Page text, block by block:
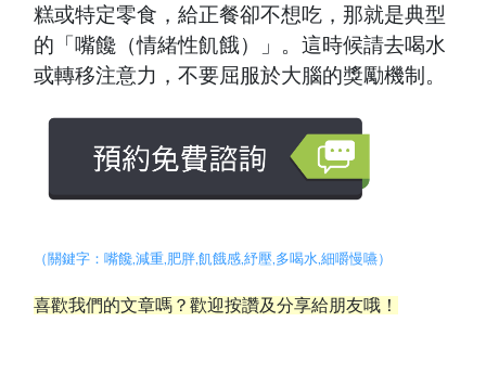
糕或特定零食，給正餐卻不想吃，那就是典型
的「嘴饞（情緒性飢餓）」。這時候請去喝水
或轉移注意力，不要屈服於大腦的獎勵機制。
（關鍵字：嘴饞,減重 肥胖,飢餓感,紓壓, 多喝水 ,細嚼慢嚥）
喜歡我們的文章嗎？歡迎按讚及分享給朋友哦！